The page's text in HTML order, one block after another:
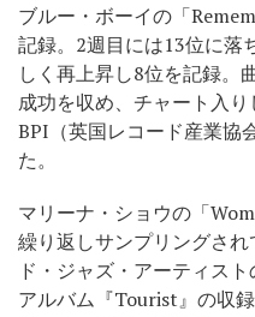
ブルー・ボーイの「
記録。2週目には13位に落
しく再上昇し8位を記録。
成功を収め、チャート入
BPI（英国レコード産業協
た。
マリーナ・ショウの「
繰り返しサンプリングさ
ド・ジャズ・アーティス
アルバム『Tourist』の収